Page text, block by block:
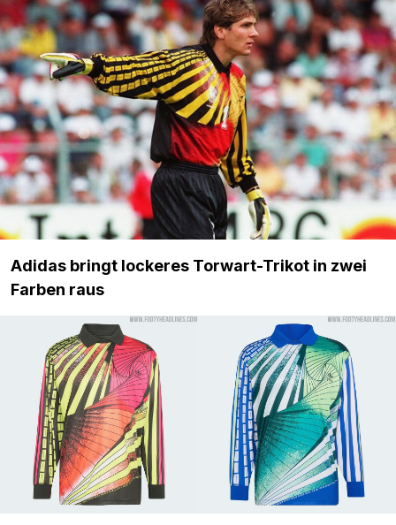
Adidas bringt lockeres Torwart-Trikot in zwei
Farben raus